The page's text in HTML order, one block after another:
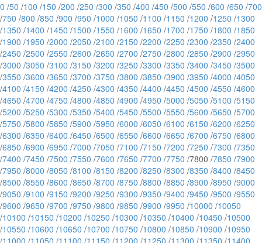
0 /50 /100 /150 /200 /250 /300 /350 /400 /450 /500 /550 /600 /650 /700
/750 /800 /850 /900 /950 /1000 /1050 /1100 /1150 /1200 /1250 /1300
/1350 /1400 /1450 /1500 /1550 /1600 /1650 /1700 /1750 /1800 /1850
/1900 /1950 /2000 /2050 /2100 /2150 /2200 /2250 /2300 /2350 /2400
/2450 /2500 /2550 /2600 /2650 /2700 /2750 /2800 /2850 /2900 /2950
/3000 /3050 /3100 /3150 /3200 /3250 /3300 /3350 /3400 /3450 /3500
/3550 /3600 /3650 /3700 /3750 /3800 /3850 /3900 /3950 /4000 /4050
/4100 /4150 /4200 /4250 /4300 /4350 /4400 /4450 /4500 /4550 /4600
/4650 /4700 /4750 /4800 /4850 /4900 /4950 /5000 /5050 /5100 /5150
/5200 /5250 /5300 /5350 /5400 /5450 /5500 /5550 /5600 /5650 /5700
/5750 /5800 /5850 /5900 /5950 /6000 /6050 /6100 /6150 /6200 /6250
/6300 /6350 /6400 /6450 /6500 /6550 /6600 /6650 /6700 /6750 /6800
/6850 /6900 /6950 /7000 /7050 /7100 /7150 /7200 /7250 /7300 /7350
/7400 /7450 /7500 /7550 /7600 /7650 /7700 /7750 /7800 /7850 /7900
/7950 /8000 /8050 /8100 /8150 /8200 /8250 /8300 /8350 /8400 /8450
/8500 /8550 /8600 /8650 /8700 /8750 /8800 /8850 /8900 /8950 /9000
/9050 /9100 /9150 /9200 /9250 /9300 /9350 /9400 /9450 /9500 /9550
/9600 /9650 /9700 /9750 /9800 /9850 /9900 /9950 /10000 /10050
/10100 /10150 /10200 /10250 /10300 /10350 /10400 /10450 /10500
/10550 /10600 /10650 /10700 /10750 /10800 /10850 /10900 /10950
/11000 /11050 /11100 /11150 /11200 /11250 /11300 /11350 /11400